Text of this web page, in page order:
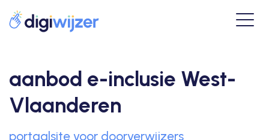
aanbod e-inclusie West-
Vlaanderen
portaalsite voor doorverwijzers